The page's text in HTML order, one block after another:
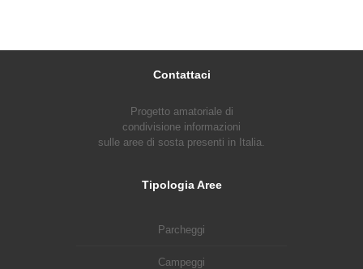
Contattaci
Progetto amatoriale di
condivisione informazioni
sulle aree di sosta presenti in Italia.
Tipologia Aree
Parcheggi
Campeggi